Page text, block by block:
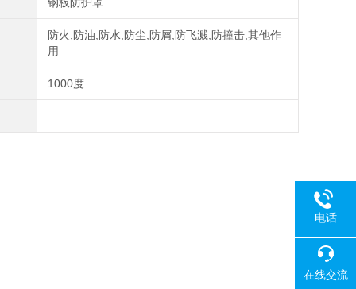
防火,防油,防水,防尘,防屑,防飞溅,防撞击,其他作
用
1000度
电话
在线交流